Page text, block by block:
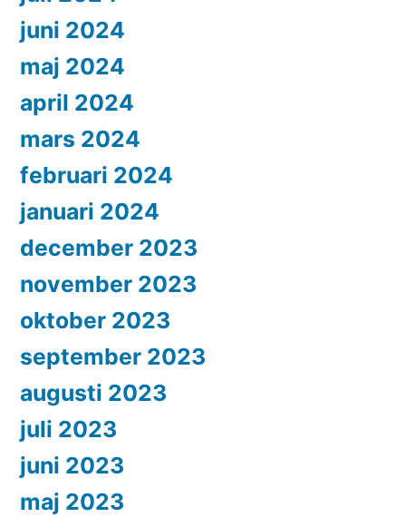
juni 2024
maj 2024
april 2024
mars 2024
februari 2024
januari 2024
december 2023
november 2023
oktober 2023
september 2023
augusti 2023
juli 2023
juni 2023
maj 2023